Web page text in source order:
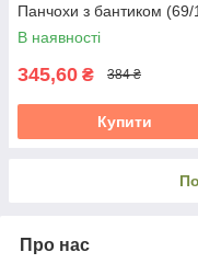
Панчохи з бантиком (69/
В наявності
345,60 ₴ 384 ₴
Купити
Про нас